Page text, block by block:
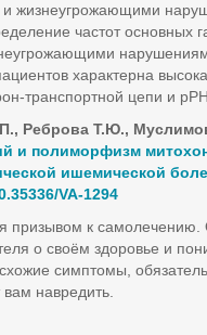
жизнеугрожающими
частот основных
характерна
транспортной цепи и
Реброва Т.Ю.,
и полиморфизм
ишемической
VA-1294
призывом к самолечению.
о своём здоровье и
симптомы,
навредить.